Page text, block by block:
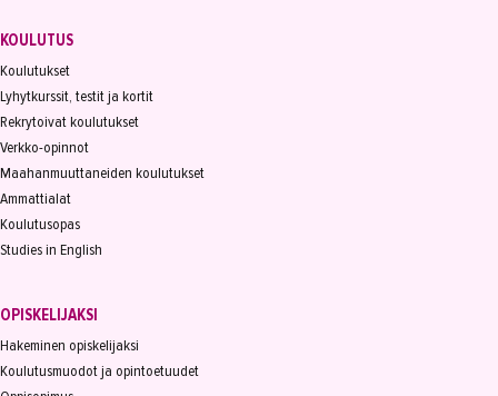
KOULUTUS
Koulutukset
Lyhytkurssit, testit ja kortit
Rekrytoivat koulutukset
Verkko-opinnot
Maahanmuuttaneiden koulutukset
Ammattialat
Koulutusopas
Studies in English
OPISKELIJAKSI
Hakeminen opiskelijaksi
Koulutusmuodot ja opintoetuudet